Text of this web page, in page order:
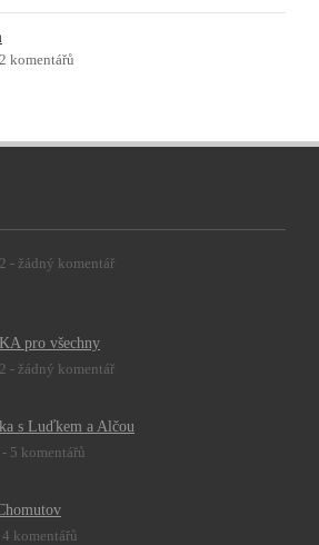
2 komentářů
- žádný komentář
pro všechny
- žádný komentář
s Luďkem a Alčou
- 5 komentářů
4 komentářů